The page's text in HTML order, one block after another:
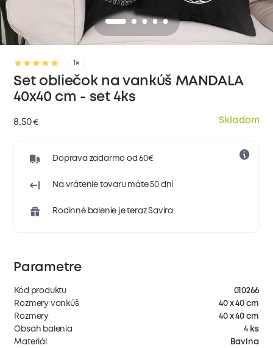
1×
Set obliečok na vankúš MANDALA
40x40 cm - set 4ks
8,50€ Skladom
Doprava zadarmo od 60€
Na vrátenie tovaru máte 50 dní
Rodinné balenie je teraz Savira
Parametre
Kód produktu
010266
Rozmery vankúš
40 x 40 cm
Rozmery
40 x 40 cm
Obsah balenia
4 ks
Materiál
Bavlna